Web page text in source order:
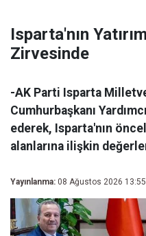
Isparta'nın
Zirvesinde
-AK Parti Isparta
Cumhurbaşkanı
ederek, Isparta'nın
alanlarına ilişkin
Yayınlanma: 08 Ağustos 2026 13:55